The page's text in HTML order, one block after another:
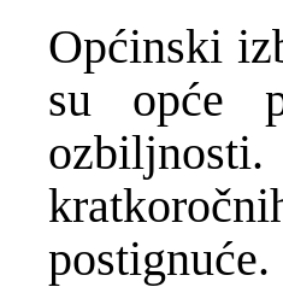
Općinski
su opće
postignuće.